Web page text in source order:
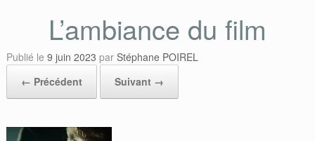
L’ambiance du film
Publié le 9 juin 2023 par Stéphane POIREL
← Précédent
Suivant →